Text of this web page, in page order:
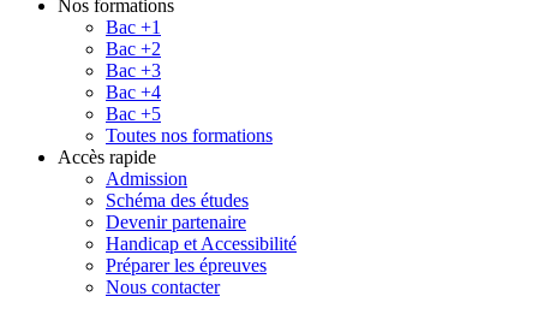
Nos formations
Bac +1
Bac +2
Bac +3
Bac +4
Bac +5
Toutes nos formations
Accès rapide
Admission
Schéma des études
Devenir partenaire
Handicap et Accessibilité
Préparer les épreuves
Nous contacter